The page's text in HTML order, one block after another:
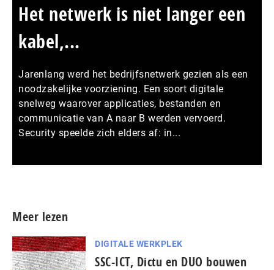
Het netwerk is niet langer een
kabel,...
Jarenlang werd het bedrijfsnetwerk gezien als een
noodzakelijke voorziening. Een soort digitale
snelweg waarover applicaties, bestanden en
communicatie van A naar B werden vervoerd.
Security speelde zich elders af: in...
Meer lezen
DIGITALE WERKPLEK
SSC-ICT, Dictu en DUO bouwen